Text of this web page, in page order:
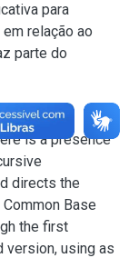
para
relação ao
parte do
is a presence
directs the
Base
the first
version, using as